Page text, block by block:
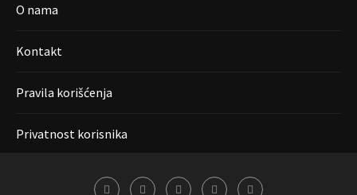
O nama
Kontakt
Pravila korišćenja
Privatnost korisnika